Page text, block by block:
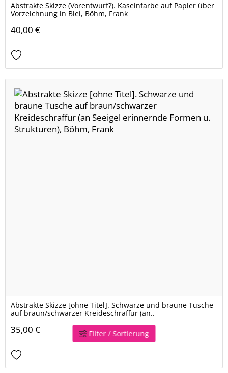
Filter / Sortierung
Abstrakte Skizze (Vorentwurf?). Kaseinfarbe auf Papier über
Vorzeichnung in Blei, Böhm, Frank
40,00 €
Abstrakte Skizze [ohne Titel]. Schwarze und braune Tusche
auf braun/schwarzer Kreideschraffur (an..
35,00 €